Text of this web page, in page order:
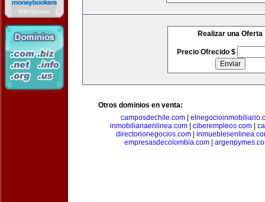
Realizar una Oferta
Precio Ofrecido $
Otros dominios en venta:
camposdechile.com
inmobiliariaenlinea.com| ciberempleos.com|
directorionegocios.com
empresasdecolombia.com|